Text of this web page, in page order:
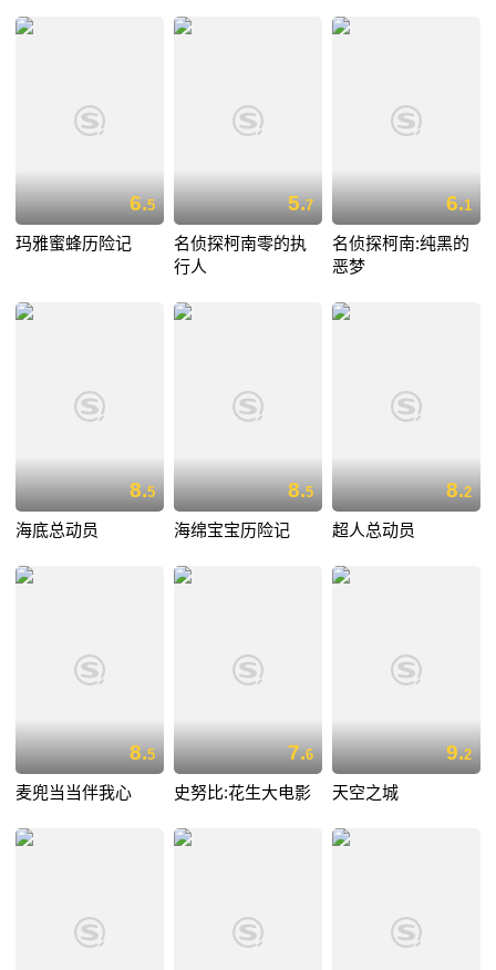
6.5
玛雅蜜蜂历险记
5.7
名侦探柯南零的执
行人
6.1
名侦探柯南:纯黑的
恶梦
8.5
海底总动员
8.5
海绵宝宝历险记
8.2
超人总动员
8.5
麦兜当当伴我心
7.6
史努比:花生大电影
9.2
天空之城